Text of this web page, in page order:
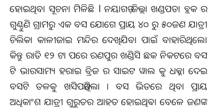
ହୋଇଥିବା ସୂଚନା ମିଳିଛି l ନୟାଗଡ଼ ଜିଲ୍ଲା ଖଣ୍ଡପଡା ବ୍ଲକ ର
ଗୁଣ୍ଠୁଣି ଗ୍ରାମରୁ ଏକ ବସ ଯୋଗେ ପ୍ରାୟ ୪୦ ରୁ ୫୦ଜଣ ଯାତ୍ରୀ
ଚିଲିକା କାଳୀଜାଇ ମନ୍ଦିର ଦେଖିଯିବା ପାଇଁ ବାହାରିଥିଲେ।
କିନ୍ତୁ ରାତି ୧୨ ଟା ପରେ ରଣପୁର ଖଣ୍ଡିସି ଛକ ନିକଟରେ ବସ
ଟି ଭାରସାମ୍ୟ ହରାଇ ବ୍ରିଜ ର ସାଇଟ ୱାଲ କୁ ଧକ୍କା ଦେଇ
ବସଟି ତଳକୁ ଖସିପଡ଼ିଥିଲା । ବସ ଭିତରେ ଥିବା ପ୍ରାୟ
ଅଧିକାଂଶ ଯାତ୍ରୀ ଗୁରୁତର ଆହତ ହୋଇଥିଵା ବେଳେ ଜଣଙ୍କ